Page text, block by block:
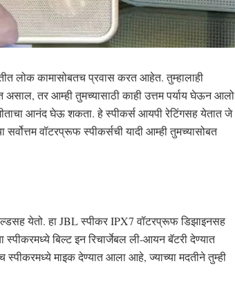
लोक कामासोबतच प्रवास करत आहेत. तुम्हालाही
तर आम्ही तुमच्यासाठी काही उत्तम पर्याय घेऊन आलो
आनंद घेऊ शकता. हे स्पीकर्स आयपी रेटिंगसह येतात जे
वॉटरप्रूफ स्पीकर्सची यादी आम्ही तुमच्यासोबत
येतो. हा JBL स्पीकर IPX7 वॉटरप्रूफ डिझाइनसह
बिल्ट इन रिचार्जेबल ली-आयन बॅटरी देण्यात
माइक देण्यात आला आहे, ज्याच्या मदतीने तुम्ही